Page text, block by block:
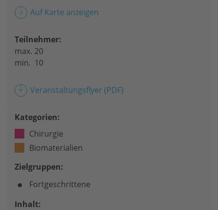
Auf Karte anzeigen
Teilnehmer:
max.
min.
20
10
Veranstaltungsflyer (PDF)
Kategorien:
Chirurgie
Biomaterialien
Zielgruppen:
Fortgeschrittene
Inhalt: